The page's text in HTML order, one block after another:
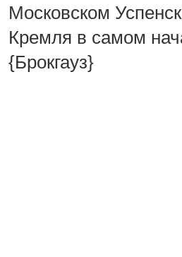
Московском
Кремля в самом
{Брокгауз}